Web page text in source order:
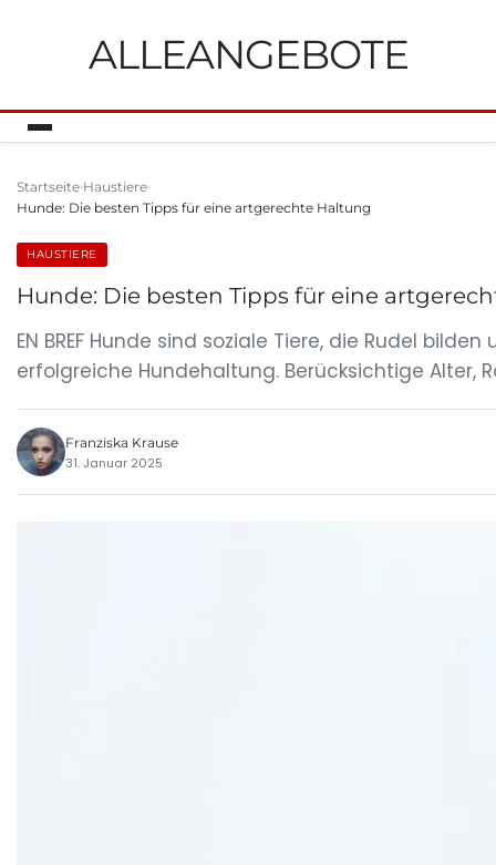
ALLEANGEBOTE
Startseite Haustiere
Hunde: Die besten Tipps für eine artgerechte Haltung
HAUSTIERE
Hunde: Die besten Tipps für eine
EN BREF Hunde sind soziale Tiere, die Rudel
erfolgreiche Hundehaltung. Berücksichtige Alter,
Franziska Krause
31. Januar 2025